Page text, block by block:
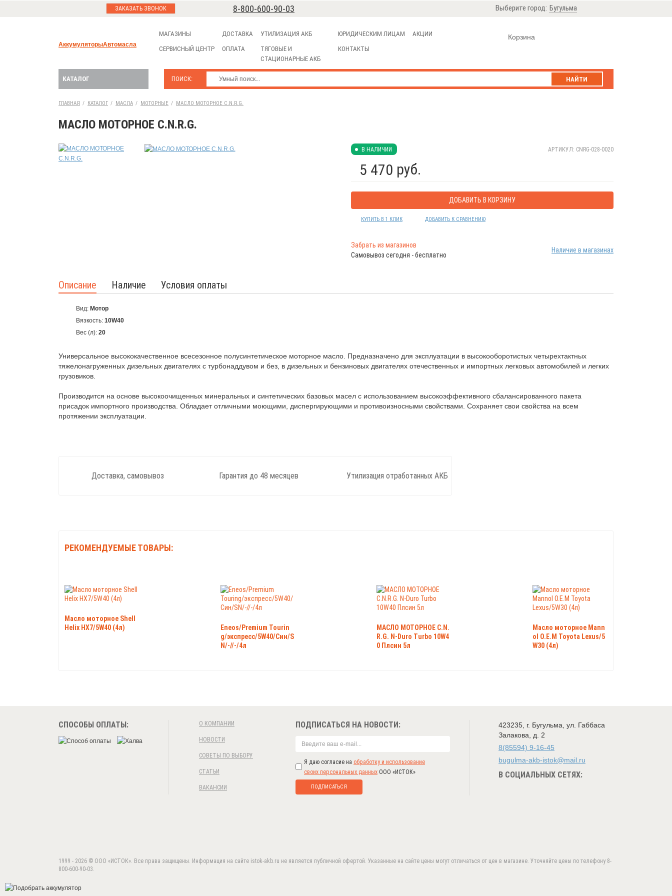
ЗАКАЗАТЬ ЗВОНОК 8-800-600-90-03 Выберите город: Бугульма
АккумуляторыАвтомасла
Корзина
МАГАЗИНЫ
СЕРВИСНЫЙ ЦЕНТР
ДОСТАВКА
ОПЛАТА
УТИЛИЗАЦИЯ АКБ
ТЯГОВЫЕ И
СТАЦИОНАРНЫЕ АКБ
ЮРИДИЧЕСКИМ ЛИЦАМ
КОНТАКТЫ
АКЦИИ
ПОИСК: НАЙТИ
КАТАЛОГ
ГЛАВНАЯ / КАТАЛОГ / МАСЛА / МОТОРНЫЕ / МАСЛО МОТОРНОЕ C.N.R.G.
МАСЛО МОТОРНОЕ C.N.R.G.
В НАЛИЧИИ АРТИКУЛ: CNRG-028-0020
5 470 руб.
ДОБАВИТЬ В КОРЗИНУ
КУПИТЬ В 1 КЛИК ДОБАВИТЬ К СРАВНЕНИЮ
Забрать из магазинов
Самовывоз сегодня - бесплатно
Наличие в магазинах
Описание Наличие Условия оплаты
Вид: Мотор
Вязкость: 10W40
Вес (л): 20
Универсальное высококачественное всесезонное полусинтетическое моторное масло. Предназначено для эксплуатации в высокооборотистых четырехтактных
тяжелонагруженных дизельных двигателях с турбонаддувом и без, в дизельных и бензиновых двигателях отечественных и импортных легковых автомобилей и легких
грузовиков.
Производится на основе высокоочищенных минеральных и синтетических базовых масел с использованием высокоэффективного сбалансированного пакета
присадок импортного производства. Обладает отличными моющими, диспергирующими и противоизносными свойствами. Сохраняет свои свойства на всем
протяжении эксплуатации.
Доставка, самовывоз Гарантия до 48 месяцев Утилизация отработанных АКБ
РЕКОМЕНДУЕМЫЕ ТОВАРЫ:
Масло моторное Shell
Helix HX7/5W40 (4л)
Eneos/Premium Tourin
g/экспресс/5W40/Син/S
N/-//-/4л
МАСЛО МОТОРНОЕ C.N.
R.G. N-Duro Turbo 10W4
0 Плсин 5л
Масло моторное Mann
ol O.E.M Toyota Lexus/5
W30 (4л)
СПОСОБЫ ОПЛАТЫ: О КОМПАНИИ
НОВОСТИ
СОВЕТЫ ПО ВЫБОРУ
СТАТЬИ
ВАКАНСИИ
ПОДПИСАТЬСЯ НА НОВОСТИ:
Я даю согласие на обработку и использование
своих персональных данных ООО «ИСТОК»
ПОДПИСАТЬСЯ
423235 г. Бугульма ул. Габбаса
Залакова, д. 2
8(85594) 9-16-45
bugulma-akb-istok@mail.ru
В СОЦИАЛЬНЫХ СЕТЯХ:
1999 - 2026 © ООО «ИСТОК». Все права защищены. Информация на сайте istok-akb.ru не является публичной офертой. Указанные на сайте цены могут отличаться от цен в магазине. Уточняйте цены по телефону 8-
800-600-90-03.
Продолжая использовать данный сайт, вы соглашаетесь с использованием нами